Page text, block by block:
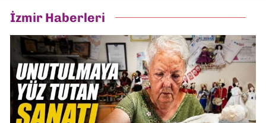
İzmir Haberleri